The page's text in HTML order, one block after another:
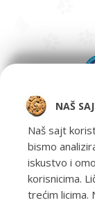
Pet Shop
oprema za
NAŠ
Naš sajt
bismo
iskustvo i
korisnicima.
trećim licima.